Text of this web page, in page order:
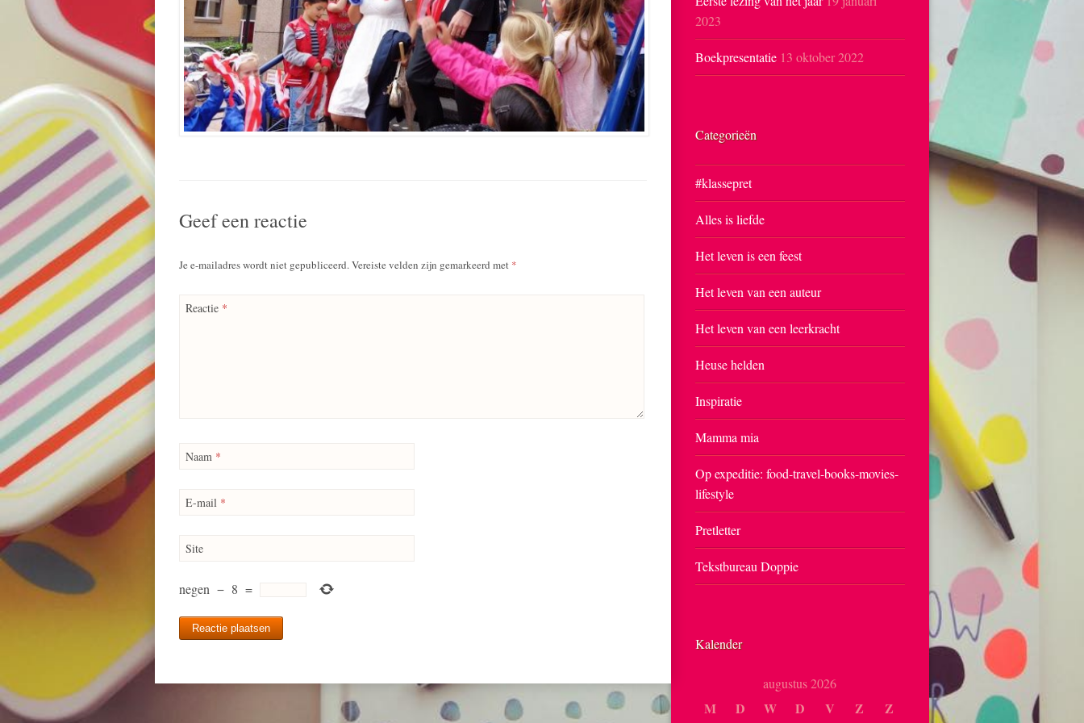
Geef een reactie
Je e-mailadres wordt niet gepubliceerd.Vereiste velden zijn gemarkeerd met *
Reactie *
Naam *
E-mail *
Site
negen − 8 =
2023
Boekpresentatie 13 oktober 2022
Categorieën
#klassepret
Alles is liefde
Het leven is een feest
Het leven van een auteur
Het leven van een leerkracht
Heuse helden
Inspiratie
Mamma mia
Op expeditie: food-travel-books-movies-
lifestyle
Pretletter
Tekstbureau Doppie
Kalender
augustus 2026
M D W D V Z Z